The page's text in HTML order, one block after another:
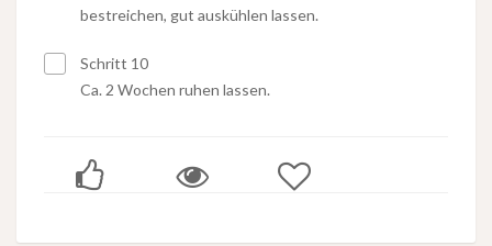
bestreichen, gut auskühlen lassen.
Schritt 10
Ca. 2 Wochen ruhen lassen.